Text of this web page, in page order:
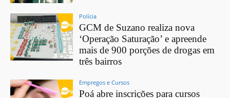
Polícia
GCM de Suzano realiza nova
‘Operação Saturação’ e apreende
mais de 900 porções de drogas em
três bairros
Empregos e Cursos
Poá abre inscrições para cursos